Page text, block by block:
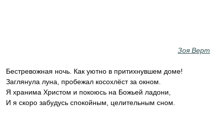
Зоя Верт
Бестревожная ночь. Как уютно в притихнувшем доме!
Заглянула луна, пробежал косохлёст за окном.
Я хранима Христом и покоюсь на Божьей ладони,
И я скоро забудусь спокойным, целительным сном.